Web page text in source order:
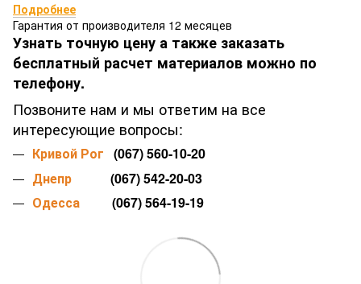
Подробнее
Гарантия от производителя 12 месяцев
Узнать точную цену а также заказать
бесплатный расчет материалов можно по
телефону.
Позвоните нам и мы ответим на все
интересующие вопросы:
Кривой Рог (067) 560-10-20
Днепр (067) 542-20-03
Одесса (067) 564-19-19